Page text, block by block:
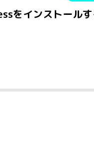
をインストール